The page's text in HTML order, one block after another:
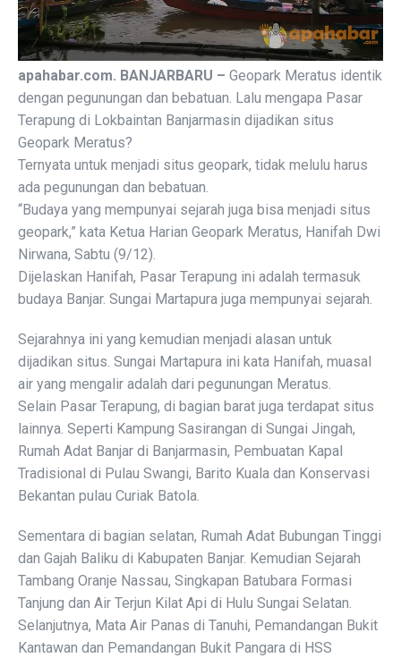
apahabar.com. BANJARBARU – Geopark Meratus identik
dengan pegunungan dan bebatuan. Lalu mengapa Pasar
Terapung di Lokbaintan Banjarmasin dijadikan situs
Geopark Meratus?
Ternyata untuk menjadi situs geopark, tidak melulu harus
ada pegunungan dan bebatuan.
“Budaya yang mempunyai sejarah juga bisa menjadi situs
geopark,” kata Ketua Harian Geopark Meratus, Hanifah Dwi
Nirwana, Sabtu (9/12).
Dijelaskan Hanifah, Pasar Terapung ini adalah termasuk
budaya Banjar. Sungai Martapura juga mempunyai sejarah.
Sejarahnya ini yang kemudian menjadi alasan untuk
dijadikan situs. Sungai Martapura ini kata Hanifah, muasal
air yang mengalir adalah dari pegunungan Meratus.
Selain Pasar Terapung, di bagian barat juga terdapat situs
lainnya. Seperti Kampung Sasirangan di Sungai Jingah,
Rumah Adat Banjar di Banjarmasin, Pembuatan Kapal
Tradisional di Pulau Swangi, Barito Kuala dan Konservasi
Bekantan pulau Curiak Batola.
Sementara di bagian selatan, Rumah Adat Bubungan Tinggi
dan Gajah Baliku di Kabupaten Banjar. Kemudian Sejarah
Tambang Oranje Nassau, Singkapan Batubara Formasi
Tanjung dan Air Terjun Kilat Api di Hulu Sungai Selatan.
Selanjutnya, Mata Air Panas di Tanuhi, Pemandangan Bukit
Kantawan dan Pemandangan Bukit Pangara di HSS